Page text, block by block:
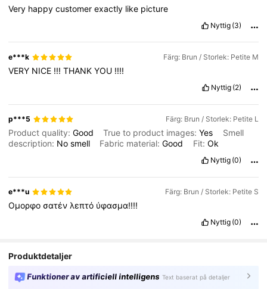
Very happycustomerexactly like picture
Nyttig (3)
e***k Färg: Brun / Storlek: Petite M
VERY NICE !!!THANKYOU !!!!
Nyttig (2)
p***5 Färg: Brun / Storlek: Petite L
Product quality:Good True to product images:Yes
Smell
description: Nosmell Fabric material:Good Fit: Ok
Nyttig (0)
e***u Färg: Brun / Storlek: Petite S
Ομορφοσατέν λεπτό ύφασμα!!!!
Nyttig (0)
Produktdetaljer
Funktioner av artificiell intelligens Text baserat på detaljer